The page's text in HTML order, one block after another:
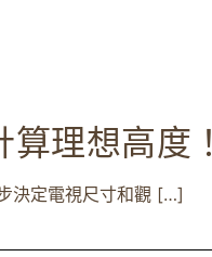
理想高度！
決定電視尺寸和觀 […]